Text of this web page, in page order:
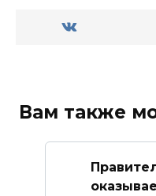
Вам также